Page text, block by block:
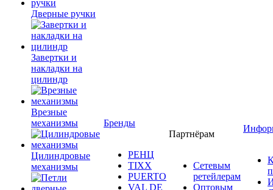
Дверные ручки
Завертки и
накладки на
цилиндр
Врезные
механизмы
Цилиндровые
механизмы
Бренды
РЕНЦ
TIXX
PUERTO
VAL DE
Партнёрам
Сетевым
ретейлерам
Оптовым